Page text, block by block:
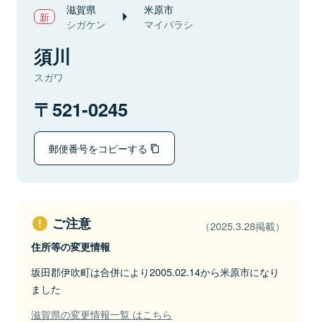
滋賀県
シガケン
米原市
マイバラシ
須川
スガワ
521-0245
郵便番号をコピーする
ご注意 （2025.3.28掲載）
住所等の変更情報
坂田郡伊吹町は合併により2005.02.14から米原市になり
ました
滋賀県の変更情報一覧 はこちら